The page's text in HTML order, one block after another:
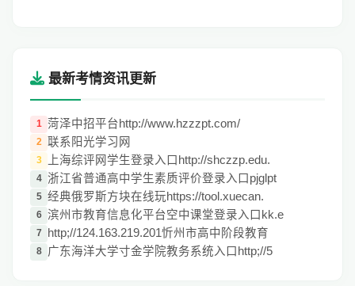
最新考情资讯更新
1 菏泽中招平台http://www.hzzzpt.com/
2 联系阳光学习网
3 上海综评网学生登录入口http://shczzp.edu.
4 浙江省普通高中学生素质评价登录入口pjglpt
5 经典俄罗斯方块在线玩https://tool.xuecan.
6 滨州市教育信息化平台空中课堂登录入口kk.e
7 http;//124.163.219.201忻州市高中阶段教育
8 广东海洋大学寸金学院教务系统入口http;//5